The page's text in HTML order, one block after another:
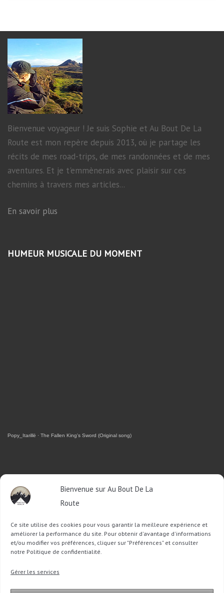
Bienvenue sur Au Bout De La
Route
Ce site utilise des cookies pour vous garantir la meilleure expérience et
améliorer la performance du site. Pour obtenir d'avantage d'informations
et/ou modifier vos préférences, cliquer sur "Préférences" et consulter
notre Politique de confidentialité.
Gérer les services
Bienvenue voyageur ! Je suis Sophie et Au Bout De La
Route est mon repère depuis 2013, où je partage les
récits de mes road-trips, de mes randonnées et de mes
aventures. Et je t'emmènerais avec plaisir sur ces
chemins à travers mes articles...
En savoir plus
HUMEUR MUSICALE DU MOMENT
Popy_Itarillë · The Fallen King's Sword (Original song)
RETROUVEZ-MOI SUR FACEBOOK
OU SUR TWITTER
Follow @Sophie_ABDLRTweet to @Sophie_ABDLR